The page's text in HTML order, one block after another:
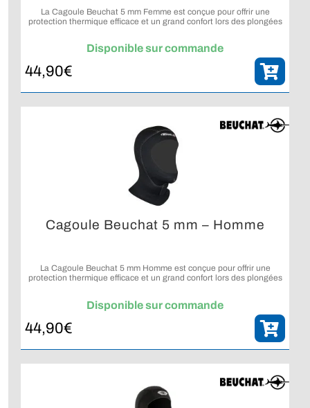
La Cagoule Beuchat 5 mm Femme est conçue pour offrir une
protection thermique efficace et un grand confort lors des plongées
Disponible sur commande
44,90€
Cagoule Beuchat 5 mm – Homme
La Cagoule Beuchat 5 mm Homme est conçue pour offrir une
protection thermique efficace et un grand confort lors des plongées
Disponible sur commande
44,90€